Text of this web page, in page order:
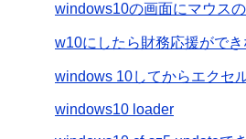
windows10の画面にマウス
w10にしたら財務応援ができ
windows 10してからエクセ
windows10 loader